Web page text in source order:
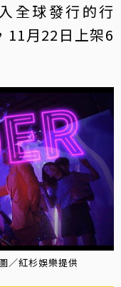
全球發行的行
11月22日上架6
／紅杉娛樂提供